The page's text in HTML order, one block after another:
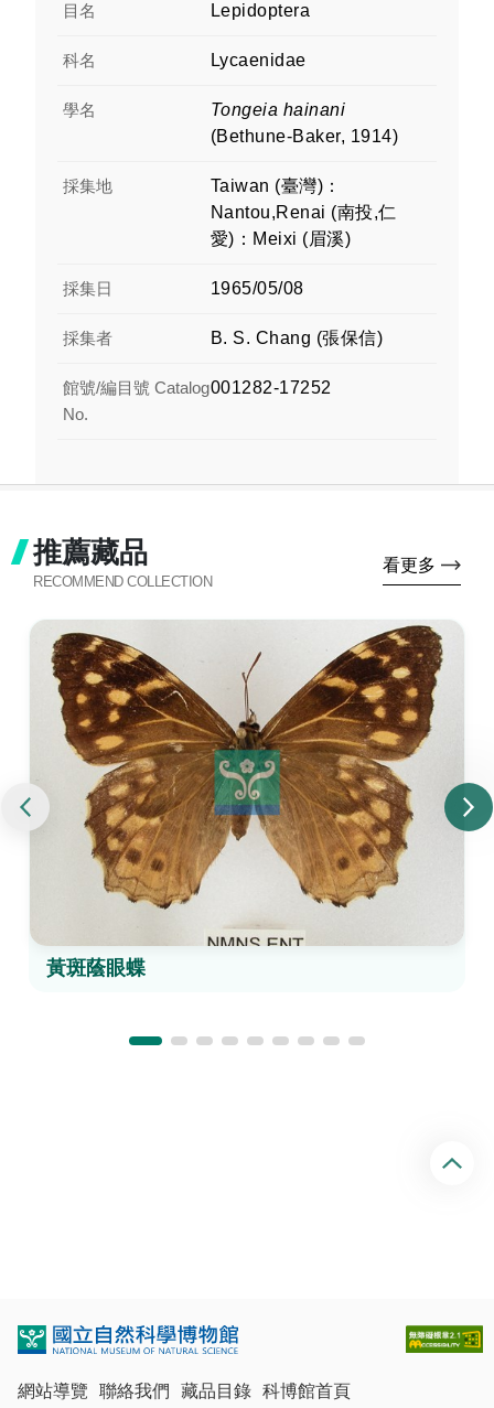
目名 Lepidoptera
科名 Lycaenidae
學名
Tongeia hainani
(Bethune-Baker, 1914)
採集地
Taiwan (臺灣)：
Nantou,Renai (南投,仁
愛)：Meixi (眉溪)
採集日 1965/05/08
採集者 B. S. Chang (張保信)
館號/編目號 Catalog
No.
001282-17252
推薦藏品
RECOMMEND COLLECTION
看更多
黃斑蔭眼蝶
網站導覽 聯絡我們 藏品目錄 科博館首頁
回
頂
端